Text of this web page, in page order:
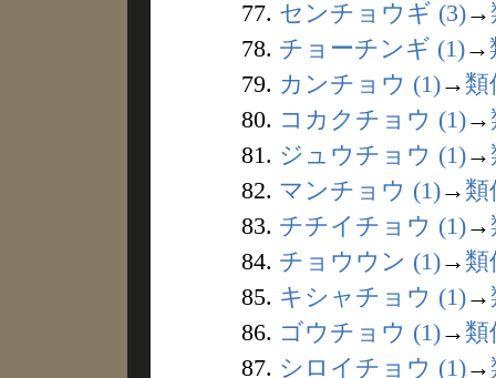
77. センチョウギ (3)→
78. チョーチンギ (1)→
79. カンチョウ (1)→ 類
80. コカクチョウ (1)→
81. ジュウチョウ (1)→
82. マンチョウ (1)→ 類
83. チチイチョウ (1)→
84. チョウウン (1)→ 類
85. キシャチョウ (1)→
86. ゴウチョウ (1)→ 類
87. シロイチョウ (1)→